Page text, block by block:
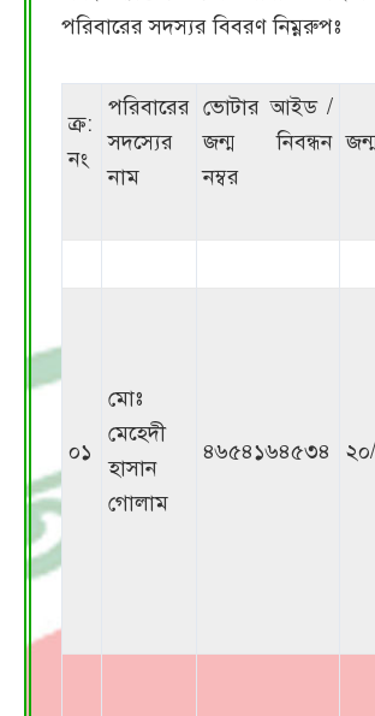
পরিবারের সদস্যর বিবরণ নিম্নরুপঃ
ক্র:
নং
পরিবারের
সদস্যের
নাম
ভোটার আইড /
জন্ম নিবন্ধন
নম্বর
০১
মোঃ
মেহেদী
হাসান
গোলাম
৪৬৫৪১৬৪৫৩৪